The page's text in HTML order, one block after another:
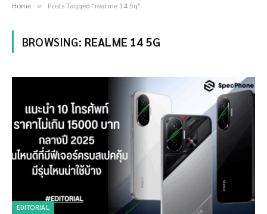
Home » Posts Tagged "realme 14 5g"
BROWSING: REALME 14 5G
EDITORIAL